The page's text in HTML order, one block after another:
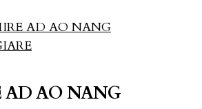
AD AO NANG
AD AO NANG